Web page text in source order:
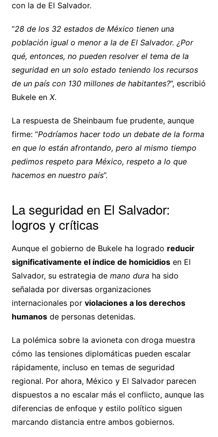
con la de El Salvador.
“28 de los 32 estados de México tienen una
población igual o menor a la de El Salvador. ¿Por
qué, entonces, no pueden resolver el tema de la
seguridad en un solo estado teniendo los recursos
de un país con 130 millones de habitantes?”, escribió
Bukele en X.
La respuesta de Sheinbaum fue prudente, aunque
firme: “Podríamos hacer todo un debate de la forma
en que lo están afrontando, pero al mismo tiempo
pedimos respeto para México, respeto a lo que
hacemos en nuestro país”.
La seguridad en El Salvador:
logros y críticas
Aunque el gobierno de Bukele ha logrado reducir
significativamente el índice de homicidiosen El
Salvador, su estrategia de mano dura ha sido
señalada por diversas organizaciones
internacionales por violaciones a los derechos
humanosde personas detenidas.
La polémica sobre la avioneta con droga muestra
cómo las tensiones diplomáticas pueden escalar
rápidamente, incluso en temas de seguridad
regional. Por ahora, México y El Salvador parecen
dispuestos a no escalar más el conflicto, aunque las
diferencias de enfoque y estilo político siguen
marcando distancia entre ambos gobiernos.